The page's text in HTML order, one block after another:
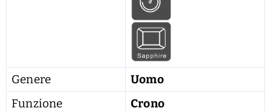
Genere
Uomo
Funzione
Crono